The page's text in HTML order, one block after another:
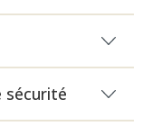
sécurité